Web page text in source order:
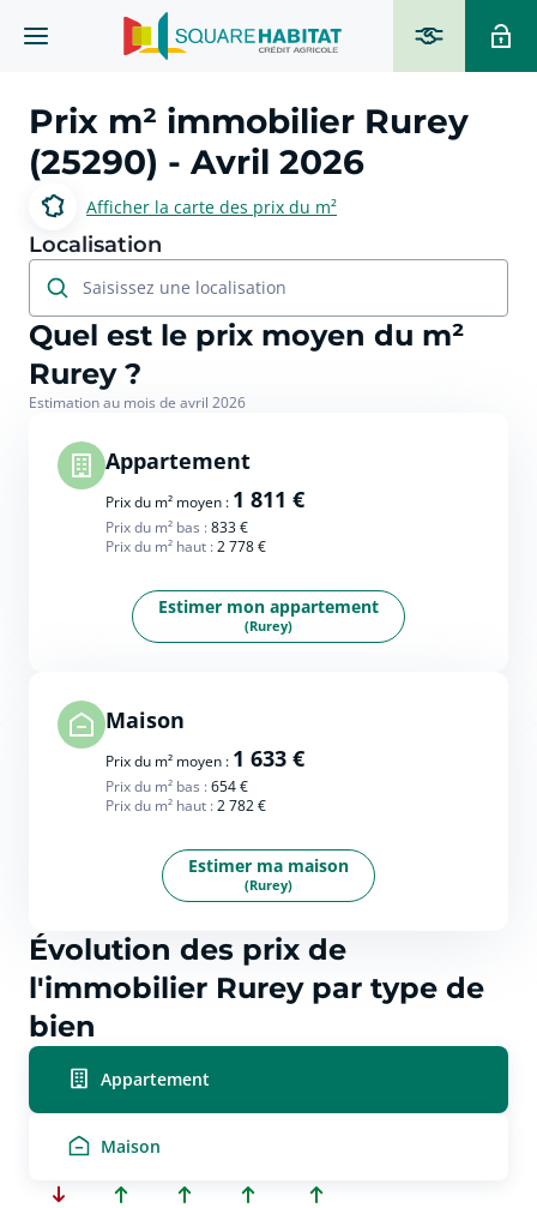
Prix m² immobilier Rurey
(25290) - Avril 2026
Afficher la carte des prix du m²
Localisation
Saisissez une localisation
Quel est le prix moyen du m²
Rurey ?
Estimation au mois de avril 2026
Appartement
Prix du m² moyen : 1 811 €
Prix du m² bas :833 €
Prix du m² haut :2 778 €
Estimer mon appartement
(Rurey)
Maison
Prix du m² moyen : 1 633 €
Prix du m² bas :654 €
Prix du m² haut :2 782 €
Estimer ma maison
(Rurey)
Évolution des prix de
l'immobilier Rurey par type de
bien
Appartement
Maison